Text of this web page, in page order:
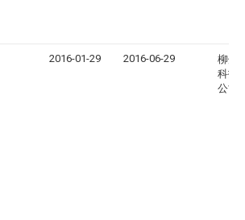
2016-01-29 2016-06-29
柳州
科技
公司